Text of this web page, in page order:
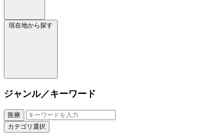
現在地から探す
ジャンル／キーワード
医療
カテゴリ選択